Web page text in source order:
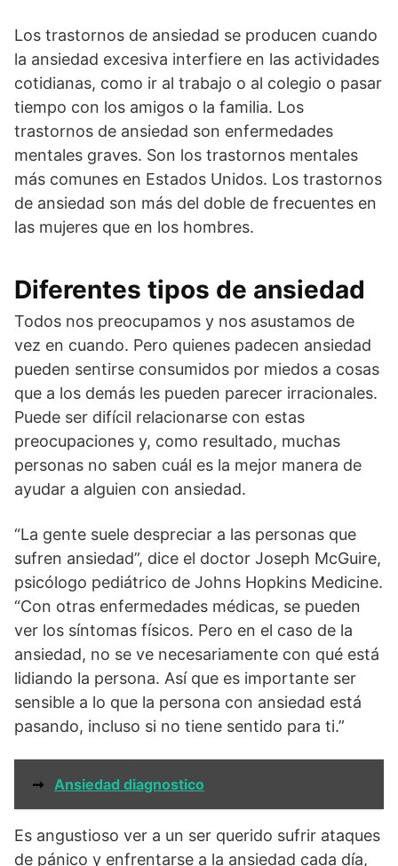
Los trastornos de ansiedad se producen cuando
la ansiedad excesiva interfiere en las actividades
cotidianas, como ir al trabajo o al colegio o pasar
tiempo con los amigos o la familia. Los
trastornos de ansiedad son enfermedades
mentales graves. Son los trastornos mentales
más comunes en Estados Unidos. Los trastornos
de ansiedad son más del doble de frecuentes en
las mujeres que en los hombres.
Diferentes tipos de ansiedad
Todos nos preocupamos y nos asustamos de
vez en cuando. Pero quienes padecen ansiedad
pueden sentirse consumidos por miedos a cosas
que a los demás les pueden parecer irracionales.
Puede ser difícil relacionarse con estas
preocupaciones y, como resultado, muchas
personas no saben cuál es la mejor manera de
ayudar a alguien con ansiedad.
“La gente suele despreciar a las personas que
sufren ansiedad”, dice el doctor Joseph McGuire,
psicólogo pediátrico de Johns Hopkins Medicine.
“Con otras enfermedades médicas, se pueden
ver los síntomas físicos. Pero en el caso de la
ansiedad, no se ve necesariamente con qué está
lidiando la persona. Así que es importante ser
sensible a lo que la persona con ansiedad está
pasando, incluso si no tiene sentido para ti.”
➞ Ansiedad diagnostico
Es angustioso ver a un ser querido sufrir ataques
de pánico y enfrentarse a la ansiedad cada día,